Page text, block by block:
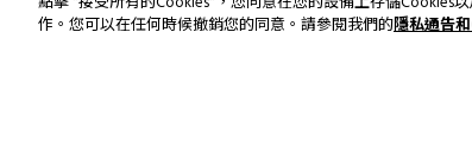
作。您可以在任何時候撤銷您的同意。請參閱我們的隱私通告